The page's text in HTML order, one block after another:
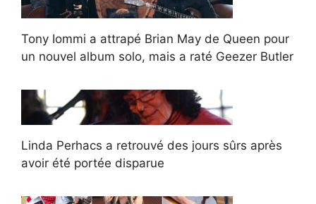
Tony Iommi a attrapé Brian May de Queen pour
un nouvel album solo, mais a raté Geezer Butler
Linda Perhacs a retrouvé des jours sûrs après
avoir été portée disparue